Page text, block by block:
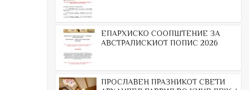
ЕПАРХИСКО СООПШТЕНИЕ ЗА
АВСТРАЛИСКИОТ ПОПИС 2026
ПРОСЛАВЕН ПРАЗНИКОТ СВЕТИ